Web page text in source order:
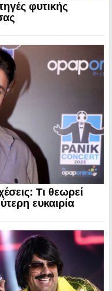
φυτικής
Τι θεωρεί
ευκαιρία